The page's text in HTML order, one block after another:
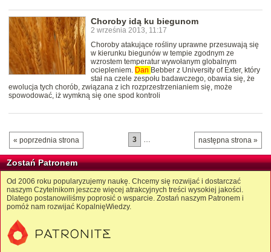
Choroby idą ku biegunom
2 września 2013, 11:17
Choroby atakujące rośliny uprawne przesuwają się
w kierunku biegunów w tempie zgodnym ze
wzrostem temperatur wywołanym globalnym
ociepleniem. Dan Bebber z University of Exter, który
stał na czele zespołu badawczego, obawia się, że
ewolucja tych chorób, związana z ich rozprzestrzenianiem się, może
spowodować, iż wymkną się one spod kontroli
« poprzednia strona następna strona »
3 …
Zostań Patronem
Od 2006 roku popularyzujemy naukę. Chcemy się rozwijać i dostarczać
naszym Czytelnikom jeszcze więcej atrakcyjnych treści wysokiej jakości.
Dlatego postanowiliśmy poprosić o wsparcie. Zostań naszym Patronem i
pomóż nam rozwijać KopalnięWiedzy.